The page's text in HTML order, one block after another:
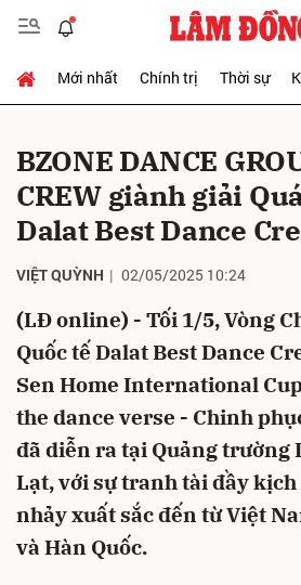
Mới nhất Chính trị Thời sự
BZONE DANCE
CREW giành giải
Dalat Best Dance
VIỆT QUỲNH 02/05/2025 10:24
(LĐ online) - Tối 1/5, Vòng
Quốc tế Dalat Best Dance
Sen Home International
the dance verse - Chinh
đã diễn ra tại Quảng trường
Lạt, với sự tranh tài đầy
nhảy xuất sắc đến từ Việt
và Hàn Quốc.
Gửi bình luận